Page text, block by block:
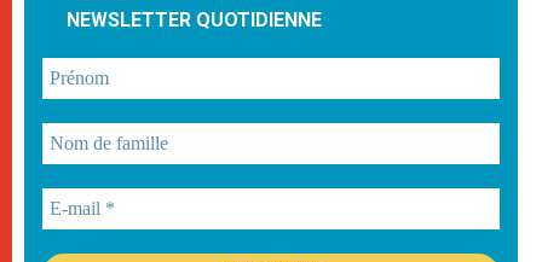
NEWSLETTER QUOTIDIENNE